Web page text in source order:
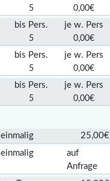
5 0,00€
bis Pers. je w. Pers
5 0,00€
bis Pers. je w. Pers
5 0,00€
bis Pers. je w. Pers
5 0,00€
einmalig
25,00€
einmalig
auf
Anfrage